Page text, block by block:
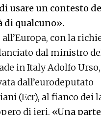
usare un contesto
di qualcuno».
con la
dal ministro
in Italy Adolfo
dall’eurodeputato
(Ecr), al fianco dei
di ieri. «Una parte